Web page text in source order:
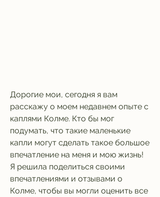
Дорогие мои, сегодня я вам
расскажу о моем недавнем опыте с
каплями Колме. Кто бы мог
подумать, что такие маленькие
капли могут сделать такое большое
впечатление на меня и мою жизнь!
Я решила поделиться своими
впечатлениями и отзывами о
Колме, чтобы вы могли оценить все